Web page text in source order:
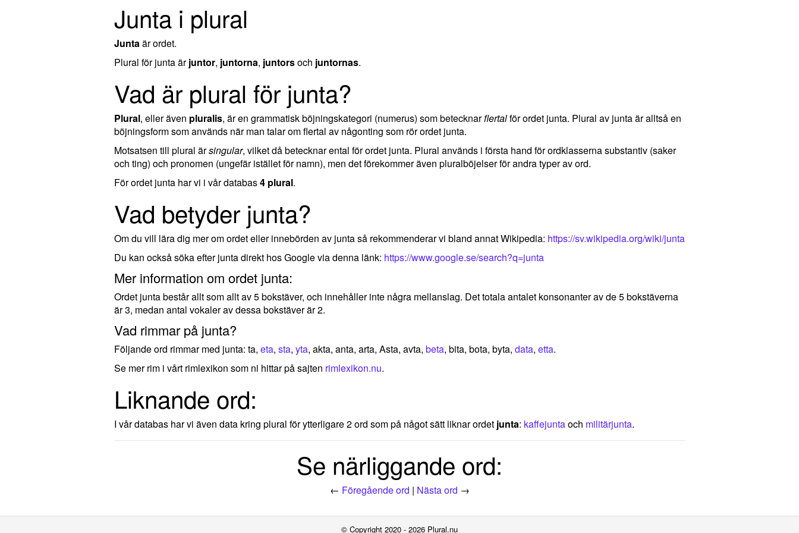
Junta i plural
Juntaär ordet.
Plural för junta ärjuntor, juntorna, juntorsoch juntornas.
Vad är plural för junta?
Plural, eller även pluralis, är en grammatisk böjningskategori (numerus) som betecknarflertalför ordet junta. Plural av junta är alltså en
böjningsform som används när man talar om flertal av någonting som rör ordet junta.
Motsatsen till plural ärsingular, vilket då betecknar ental för ordet junta. Plural används i första hand för ordklasserna substantiv (saker
och ting) och pronomen (ungefär istället för namn), men det förekommer även pluralböjelser för andra typer av ord.
För ordet junta har vi i vår databas4 plural.
Vad betyder junta?
Om du vill lära dig mer om ordet eller innebörden av junta så rekommenderar vi bland annat Wikipedia: https://sv.wikipedia.org/wiki/junta
Du kan också söka efter junta direkt hos Google via denna länk: https://www.google.se/search?q=junta
Mer information om ordet junta:
Ordet junta består allt som allt av 5 bokstäver, och innehåller inte några mellanslag. Det totala antalet konsonanter av de 5 bokstäverna
är 3, medan antal vokaler av dessa bokstäver är 2.
Vad rimmar på junta?
Följande ord rimmar med junta: ta, eta, sta, yta, akta, anta, arta, Asta, avta, beta, bita, bota, byta, data, etta.
Se mer rim i vårt rimlexikon som ni hittar på sajten rimlexikon.nu.
Liknande ord:
I vår databas har vi även data kring plural för ytterligare 2 ord som på något sätt liknar ordet junta: kaffejuntaoch militärjunta.
Se närliggande ord:
← Föregående ord | Nästa ord →
© Copyright 2020 - 2026 Plural.nu